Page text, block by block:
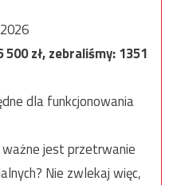
500zł, zebraliśmy:1351
dla funkcjonowania
jest przetrwanie
Nie zwlekaj więc,